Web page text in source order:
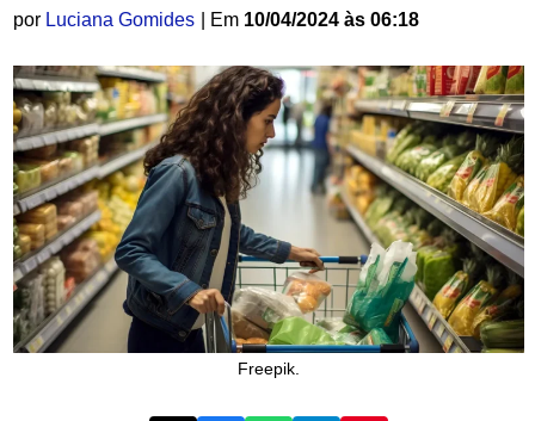
por Luciana Gomides | Em 10/04/2024 às 06:18
Freepik.